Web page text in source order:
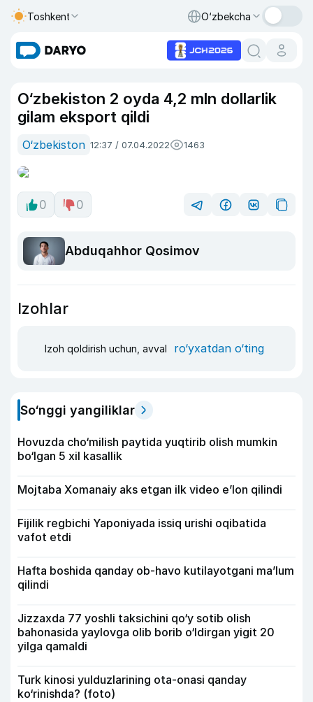
Toshkent O‘zbekcha
O‘zbekiston 2 oyda 4,2 mln dollarlik
gilam eksport qildi
O‘zbekiston 12:37 / 07.04.2022 1463
0 0
Abduqahhor Qosimov
Izohlar
Izoh qoldirish uchun, avval ro‘yxatdan o‘ting
So‘nggi yangiliklar
Hovuzda cho‘milish paytida yuqtirib olish mumkin
bo‘lgan 5 xil kasallik
Mojtaba Xomanaiy aks etgan ilk video e’lon qilindi
Fijilik regbichi Yaponiyada issiq urishi oqibatida
vafot etdi
Hafta boshida qanday ob-havo kutilayotgani ma’lum
qilindi
Jizzaxda 77 yoshli taksichini qo‘y sotib olish
bahonasida yaylovga olib borib o‘ldirgan yigit 20
yilga qamaldi
Turk kinosi yulduzlarining ota-onasi qanday
ko‘rinishda? (foto)